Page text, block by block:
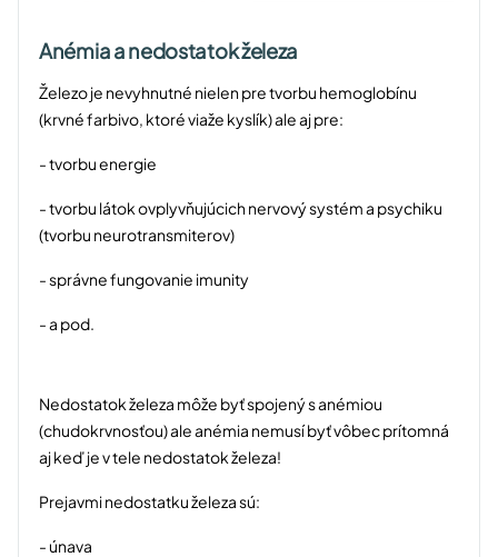
Anémia a nedostatok železa
Železo je nevyhnutné nielen pre tvorbu hemoglobínu
(krvné farbivo, ktoré viaže kyslík) ale aj pre:
- tvorbu energie
- tvorbu látok ovplyvňujúcich nervový systém a psychiku
(tvorbu neurotransmiterov)
- správne fungovanie imunity
- a pod.
Nedostatok železa môže byť spojený s anémiou
(chudokrvnosťou) ale anémia nemusí byť vôbec prítomná
aj keď je v tele nedostatok železa!
Prejavmi nedostatku železa sú:
- únava